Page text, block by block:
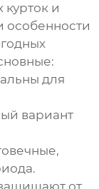
курток и
особенности
для
вариант